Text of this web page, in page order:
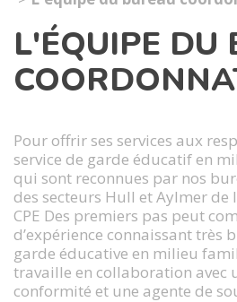
L'ÉQUIPE DU
Pour offrir ses services aux
service de garde éducatif en
qui sont reconnues par nos
des secteurs Hull et Aylmer de
CPE Des premiers pas peut
d’expérience connaissant très
garde éducative en milieu
travaille en collaboration avec
conformité et une agente de